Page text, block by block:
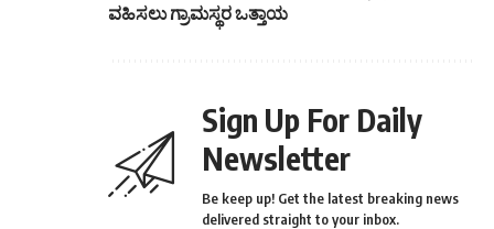
ವಹಿಸಲು ಗ್ರಾಮಸ್ಥರ ಒತ್ತಾಯ
Sign Up For Daily
Newsletter
Be keep up! Get the latest breaking news
delivered straight to your inbox.